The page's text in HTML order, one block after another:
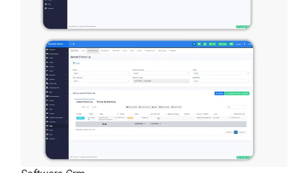
Software Crm